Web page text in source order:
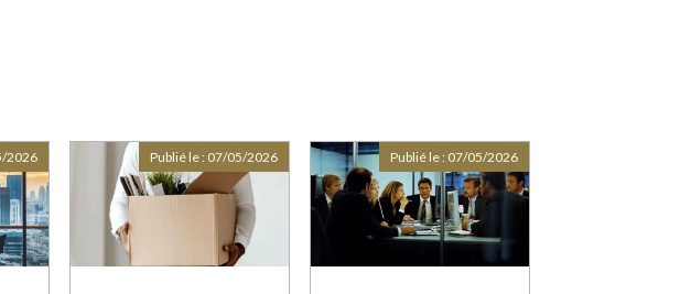
2026 Publié le : 07/05/2026 Publié le : 07/05/2026